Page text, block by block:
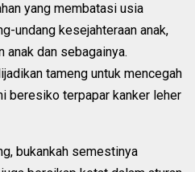
yang membatasi usia
undang kesejahteraan anak,
anak dan sebagainya.
tameng untuk mencegah
beresiko terpapar kanker leher
bukankah semestinya